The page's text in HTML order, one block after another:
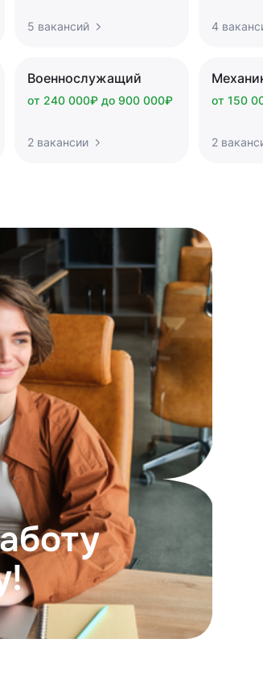
Выберите город
Вход в
Войдите в
вакансии с
E-mail или
5 вакансий 4
Военнослужащий
от 240 000₽ до 900 000₽
2 вакансии
от 150
2